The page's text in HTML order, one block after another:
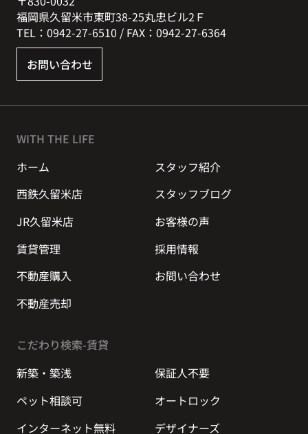
福岡県久留米市東町38-25丸忠ビル2Ｆ
TEL：0942-27-6510 / FAX：0942-27-6364
お問い合わせ
WITH THE LIFE
ホーム
スタッフ紹介
西鉄久留米店
スタッフブログ
JR久留米店
お客様の声
賃貸管理
採用情報
不動産購入
お問い合わせ
不動産売却
こだわり検索-賃貸
新築・築浅
保証人不要
ペット相談可
オートロック
インターネット無料
デザイナーズ